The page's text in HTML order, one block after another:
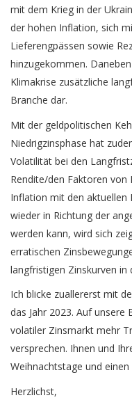
mit dem Krieg in der
der hohen Inflation, sich
Lieferengpässen sowie
hinzugekommen.
Klimakrise zusätzliche
Branche dar.
Mit der geldpolitischen
Niedrigzinsphase hat
Volatilität bei den
Rendite/den Faktoren von
Inflation mit den
wieder in Richtung der
werden kann, wird sich
erratischen
langfristigen Zinskurven
Ich blicke zuallererst mit
das Jahr 2023. Auf unsere
volatiler Zinsmarkt mehr
versprechen. Ihnen und
Weihnachtstage und
Herzlichst,